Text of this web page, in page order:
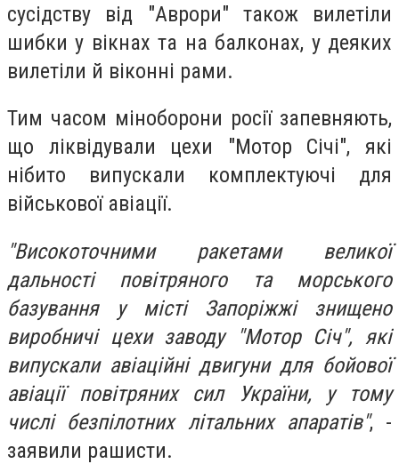
сусідству від "Аврори" також вилетіли
шибки у вікнах та на балконах, у деяких
вилетіли й віконні рами.
Тим часом міноборони росії запевняють,
що ліквідували цехи "Мотор Січі", які
нібито випускали комплектуючі для
військової авіації.
"Високоточними ракетами великої
дальності повітряного та морського
базування у місті Запоріжжі знищено
виробничі цехи заводу "Мотор Січ", які
випускали авіаційні двигуни для бойової
авіації повітряних сил України, у тому
числі безпілотних літальних апаратів", -
заявили рашисти.